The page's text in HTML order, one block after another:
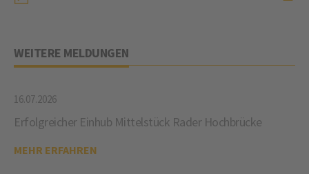
WEITERE MELDUNGEN
16.07.2026
Erfolgreicher Einhub Mittelstück Rader Hochbrücke
MEHR ERFAHREN